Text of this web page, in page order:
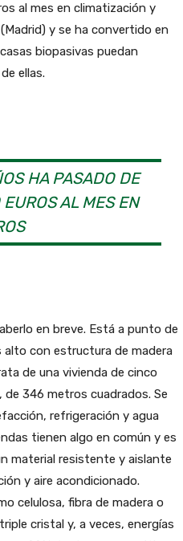
al mes en climatización y
y se ha convertido en
biopasivas puedan
ellas.
HA PASADO DE
AL MES EN
en breve. Está a punto de
alto con estructura de madera
de una vivienda de cinco
346 metros cuadrados. Se
refrigeración y agua
tienen algo en común y es
material resistente y aislante
y aire acondicionado.
celulosa, fibra de madera o
cristal y, a veces, energías